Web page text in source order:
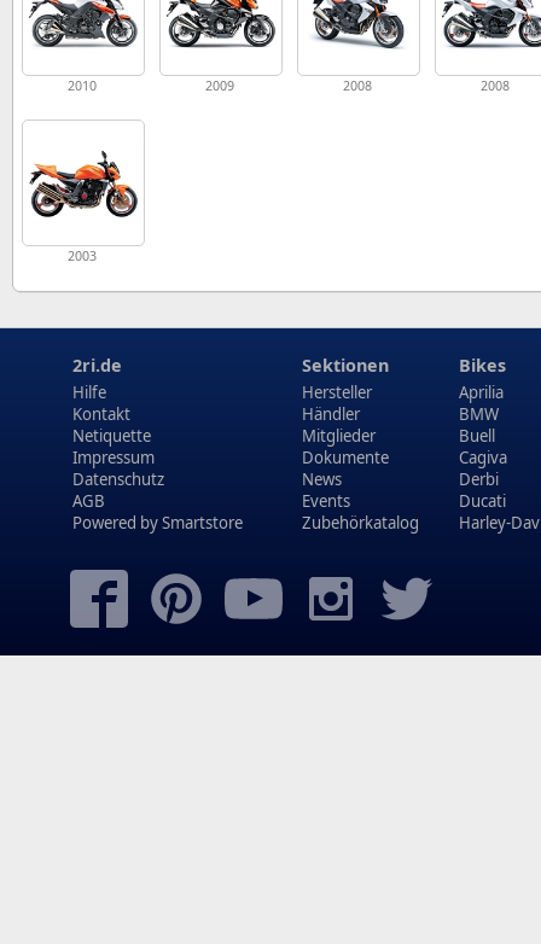
2010 2009 2008 2008
2003
2ri.de
Hilfe
Kontakt
Netiquette
Impressum
Datenschutz
AGB
Powered bySmartstore
Sektionen
Hersteller
Händler
Mitglieder
Dokumente
News
Events
Zubehörkatalog
Bikes
Aprilia
BMW
Buell
Cagiva
Derbi
Ducati
Harley-